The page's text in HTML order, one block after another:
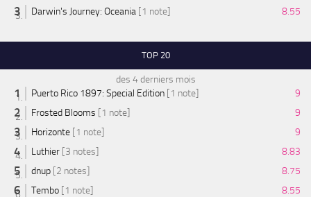
Darwin's Journey: Oceania [1 note] 8.55
TOP 20
des 4 derniers mois
Puerto Rico 1897: Special Edition [1 note]
9
Frosted Blooms [1 note]
9
Horizonte [1 note]
9
Luthier [3 notes]
8.83
dnup [2 notes]
8.75
Tembo [1 note]
8.55